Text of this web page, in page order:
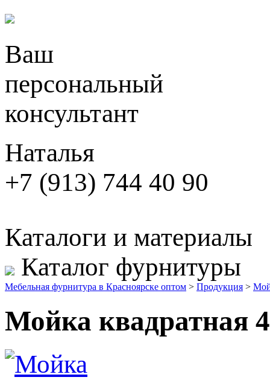
Ваш
персональный
консультант
Наталья
+7 (913) 744 40 90
Каталоги и материалы
Каталог фурнитуры
Мебельная фурнитура в Красноярске оптом > Продукция >
Мойка квадратная